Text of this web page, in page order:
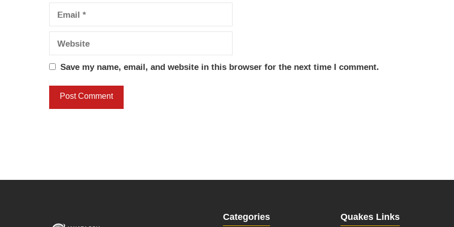
Email
Website
Save my name, email, and website in this browser for the next time I comment.
Categories Quakes Links